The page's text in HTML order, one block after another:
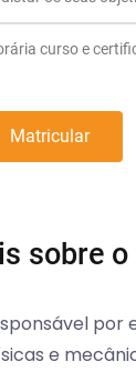
curso e
Matricular
sobre
por
e